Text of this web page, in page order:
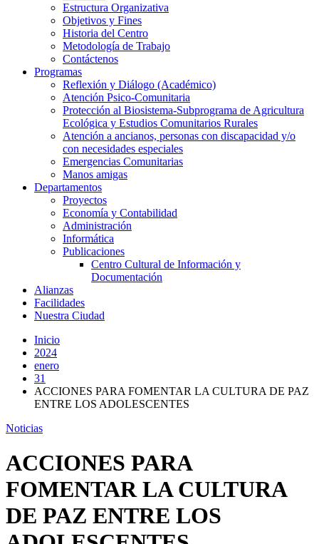
Estructura Organizativa
Objetivos y Fines
Historia del Centro
Metodología de Trabajo
Contáctenos
Programas
Reflexión y Diálogo (Académico)
Atención Psico-Comunitaria
Protección al Biosistema-Subprograma de Agricultura
Ecológica y Estudios Comunitarios Rurales
Atención a ancianos, personas con discapacidad y/o
con necesidades especiales
Emergencias Comunitarias
Manos amigas
Departamentos
Proyectos
Economía y Contabilidad
Administración
Informática
Publicaciones
Centro Cultural de Información y
Documentación
Alianzas
Facilidades
Nuestra Ciudad
Inicio
2024
enero
31
ACCIONES PARA FOMENTAR LA CULTURA DE PAZ
ENTRE LOS ADOLESCENTES
Noticias
ACCIONES PARA
FOMENTAR LA CULTURA
DE PAZ ENTRE LOS